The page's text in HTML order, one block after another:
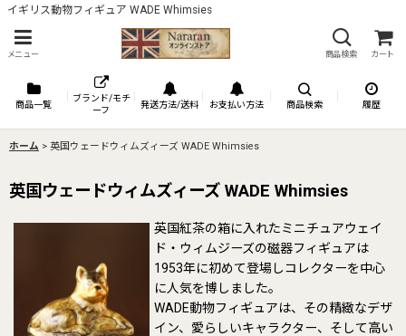
イギリス動物フィギュア WADE Whimsies
メニュー 商品検索 カート
商品一覧
ブランド/モチ
ーフ
発送方法/送料 お支払い方法 商品検索 履歴
ホーム > 英国ウェードウィムズィーズ WADE Whimsies
英国ウェードウィムズィーズ WADE Whimsies
英国紅茶の箱に入れたミニチュアウェイ
ド・ウィムジーズの磁器フィギュアは
1953年に初めて登場しコレクターを中心
に人気を博しました。
WADE動物フィギュアは、その精緻なデザ
イン、愛らしいキャラクター、そして高い